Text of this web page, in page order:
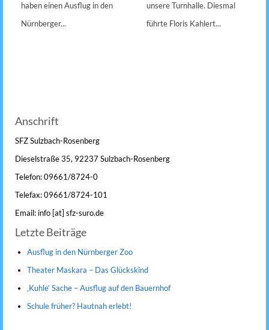
haben einen Ausflug in den
Nürnberger...
unsere Turnhalle. Diesmal
führte Floris Kahlert...
Anschrift
SFZ Sulzbach-Rosenberg
Dieselstraße 35, 92237 Sulzbach-Rosenberg
Telefon: 09661/8724-0
Telefax: 09661/8724-101
Email: info [at] sfz-suro.de
Letzte Beiträge
Ausflug in den Nürnberger Zoo
Theater Maskara – Das Glückskind
‚Kuhle‘ Sache – Ausflug auf den Bauernhof
Schule früher? Hautnah erlebt!